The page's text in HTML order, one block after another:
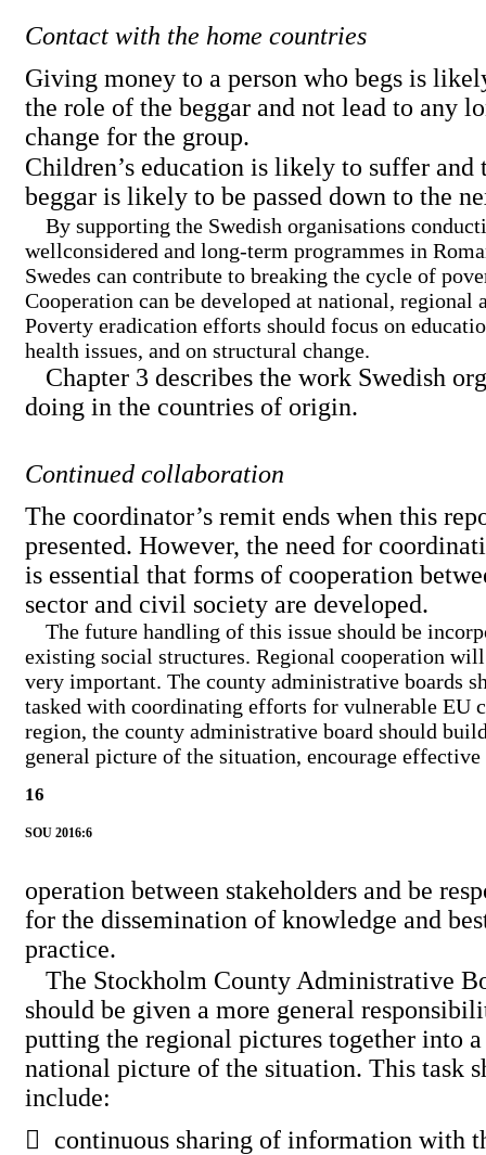
Contact with the home countries
Giving money to a person who begs is
the role of the beggar and not lead to any
change for the group.
Children’s education is likely to suffer and
beggar is likely to be passed down to the
By supporting the Swedish organisations
wellconsidered and long-term programmes in
Swedes can contribute to breaking the cycle of
Cooperation can be developed at national, regional
Poverty eradication efforts should focus on
health issues, and on structural change.
Chapter 3 describes the work Swedish
doing in the countries of origin.
Continued collaboration
The coordinator’s remit ends when this
presented. However, the need for
is essential that forms of cooperation
sector and civil society are developed.
The future handling of this issue should be
existing social structures. Regional cooperation
very important. The county administrative boards
tasked with coordinating efforts for vulnerable EU
region, the county administrative board should
general picture of the situation, encourage effective
16
SOU 2016:6
operation between stakeholders and be
for the dissemination of knowledge and
practice.
The Stockholm County Administrative
should be given a more general
putting the regional pictures together into a
national picture of the situation. This task
include:

continuous sharing of information with